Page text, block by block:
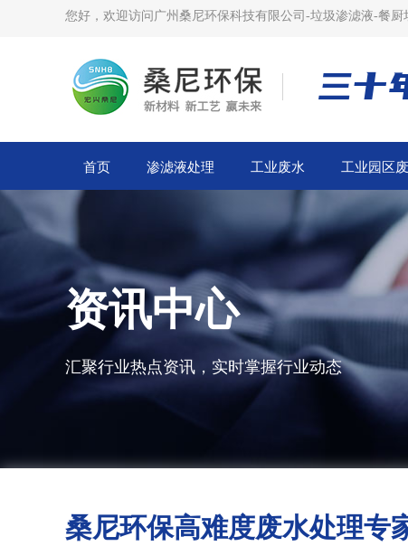
您好，欢迎访问广州桑尼环保科技有限公司-垃圾渗滤液-餐
三十
首页 渗滤液处理 工业废水 工业园区
资讯中心
汇聚行业热点资讯，实时掌握行业动态
桑尼环保高难度废水处理专